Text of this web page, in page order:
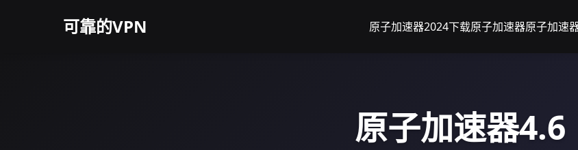
可靠的VPN 原子加速器2024下载原子加速器原子加速
原子加速器4.6